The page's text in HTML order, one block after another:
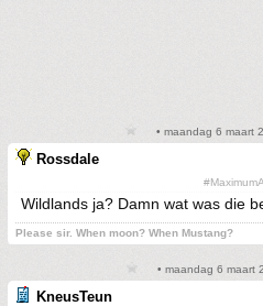
• maandag 6 maart
Rossdale
Wildlands ja? Damn wat was die
Please sir. When moon? When Mustang?
• maandag 6 maart
KneusTeun